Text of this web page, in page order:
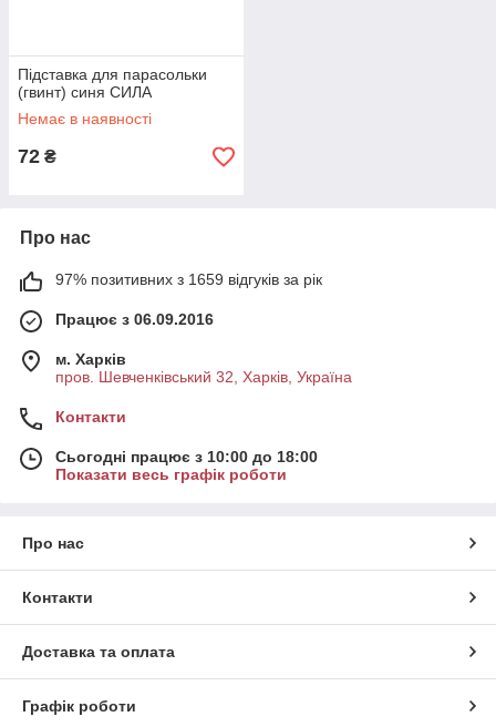
Підставка для парасольки
(гвинт) синя СИЛА
Немає в наявності
72 ₴
Про нас
97% позитивних з 1659 відгуків за рік
Працює з 06.09.2016
м. Харків
пров. Шевченківський 32, Харків, Україна
Контакти
Сьогодні працює з 10:00 до 18:00
Показати весь графік роботи
Про нас
Контакти
Доставка та оплата
Графік роботи